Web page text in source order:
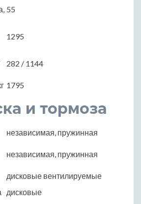
55
1295
282 / 1144
1795
и тормоза
независимая, пружинная
независимая, пружинная
дисковые вентилируемые
дисковые